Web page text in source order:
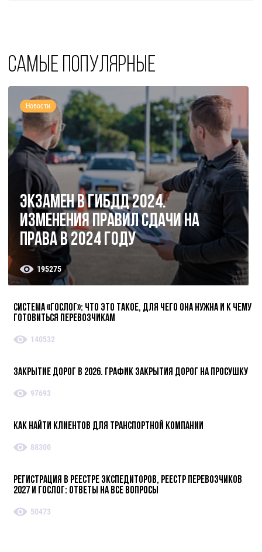
Самые популярные
Новости
Экзамен в ГИБДД 2024.
Изменения правил сдачи на
права в 2024 году
195275
Система «ГосЛог»: что это такое, для чего она нужна и к чему
готовиться перевозчикам
140532
Закрытие дорог в 2026. График закрытия дорог на просушку
97693
Как найти клиентов для транспортной компании
88300
Регистрация в реестре экспедиторов, реестр перевозчиков
2027 и ГосЛог: ответы на все вопросы
50473